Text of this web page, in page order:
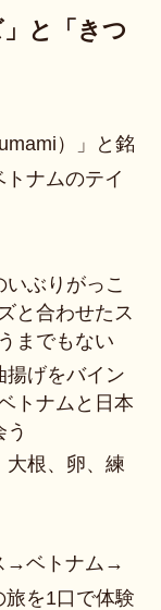
と「きつ
）」と銘
ナムのテイ
ぶりがっこ
と合わせたス
までもない
揚げをバイン
トナムと日本
大根、卵、練
→ベトナム→
を1口で体験